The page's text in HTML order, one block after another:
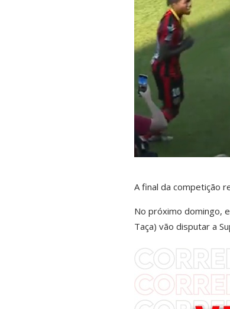
A final da competição
No próximo domingo,
Taça) vão disputar a